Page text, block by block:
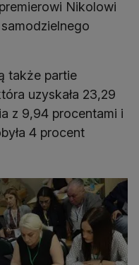
Nikolowi
także partie
uzyskała 23,29
z 9,94 procentami i
4 procent